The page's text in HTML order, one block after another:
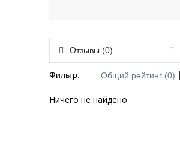
Отзывы (0)
Фильтр: Общий рейтинг (0)
Ничего не найдено